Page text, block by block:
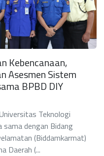
Kebencanaan,
Asesmen Sistem
BPBD DIY
Teknologi
sama dengan Bidang
(Biddamkarmat)
Daerah (...